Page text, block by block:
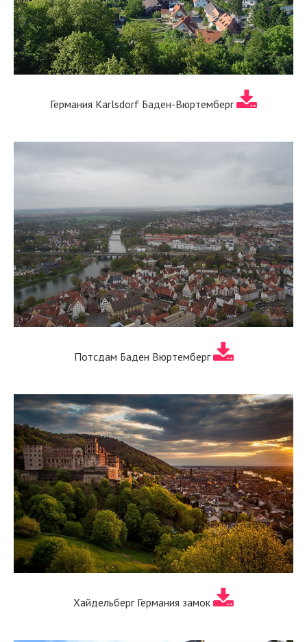
Германия Karlsdorf Баден-Вюртемберг
Потсдам Баден Вюртемберг
Хайдельберг Германия замок